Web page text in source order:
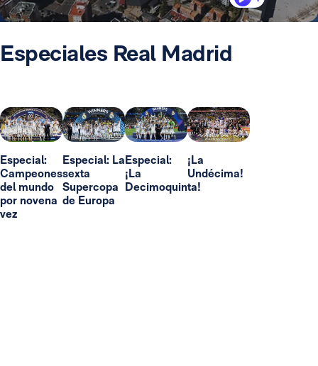
Especiales Real Madrid
Especial:
Campeones
del mundo
por novena
vez
Especial: La
sexta
Supercopa
de Europa
Especial:
¡La
Decimoquinta!
¡La
Undécima!